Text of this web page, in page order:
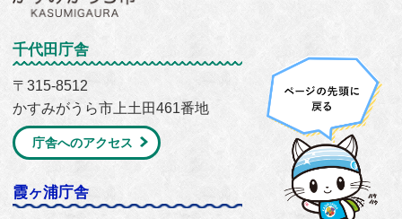
千代田庁舎
〒315-8512
かすみがうら市上土田461番地
庁舎へのアクセス
霞ヶ浦庁舎